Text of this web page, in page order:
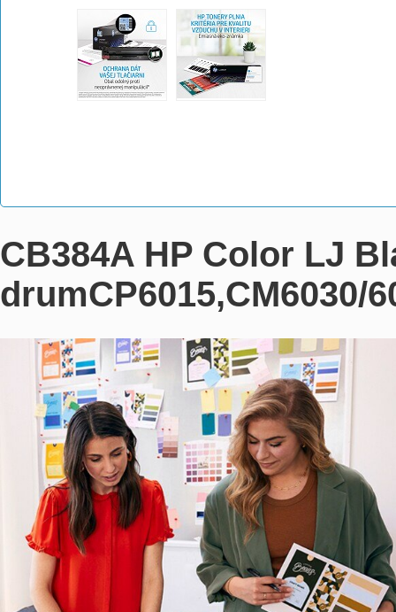
CB384A HP Color LJ
drumCP6015,CM6030/